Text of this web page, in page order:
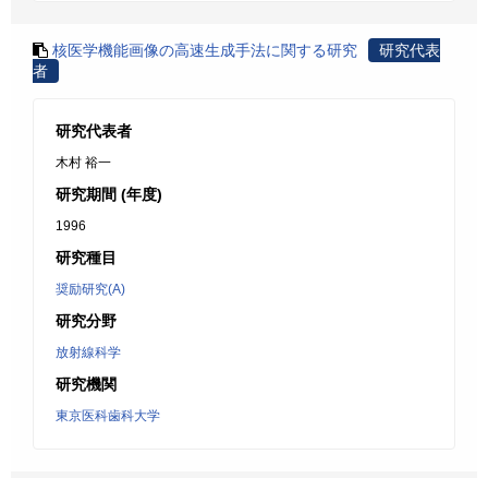
核医学機能画像の高速生成手法に関する研究
研究代表
者
研究代表者
木村 裕一
研究期間 (年度)
1996
研究種目
奨励研究(A)
研究分野
放射線科学
研究機関
東京医科歯科大学